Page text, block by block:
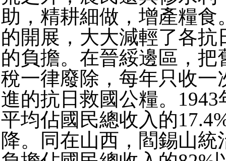
助，精耕細做，增產糧食
的開展，大大減輕了各抗
的負擔。在晉綏邊區，把
稅一律廢除，每年只收一
進的抗日救國公糧。
平均佔國民總收入的
降。同在山西，閻錫山統